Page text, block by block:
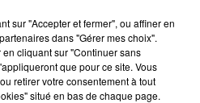
sur "Accepter et fermer", ou affiner en
dans "Gérer mes choix".
cliquant sur "Continuer sans
que pour ce site. Vous
retirer votre consentement à tout
situé en bas de chaque page.